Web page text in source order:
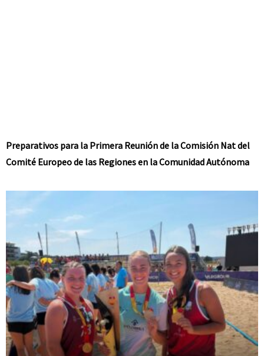
Preparativos para la Primera Reunión de la Comisión Nat del
Comité Europeo de las Regiones en la Comunidad Autónoma